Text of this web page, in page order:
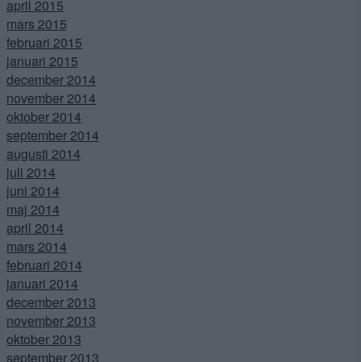
april 2015
mars 2015
februari 2015
januari 2015
december 2014
november 2014
oktober 2014
september 2014
augusti 2014
juli 2014
juni 2014
maj 2014
april 2014
mars 2014
februari 2014
januari 2014
december 2013
november 2013
oktober 2013
september 2013